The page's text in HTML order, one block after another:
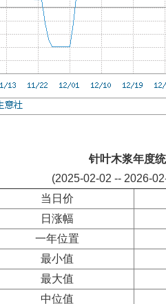
针叶木浆年度
(2025-02-02 -- 2026-
当日价
日涨幅
一年位置
最小值
最大值
中位值